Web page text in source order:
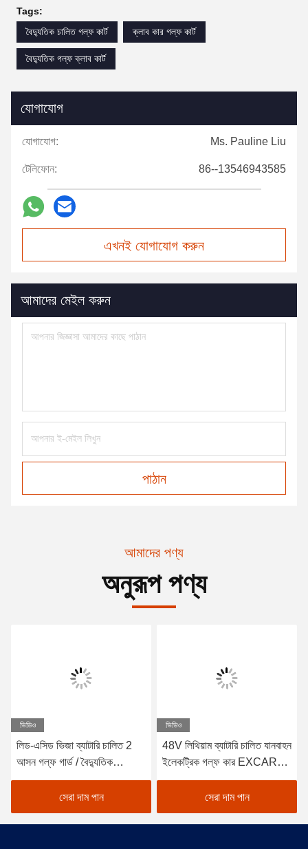
Tags:
বৈদ্যুতিক চালিত গল্ফ কার্ট
ক্লাব কার গল্ফ কার্ট
বৈদ্যুতিক গল্ফ ক্লাব কার্ট
যোগাযোগ
যোগাযোগ: Ms. Pauline Liu
টেলিফোন: 86--13546943585
এখনই যোগাযোগ করুন
আমাদের মেইল করুন
পাঠান
আমাদের পণ্য
অনুরূপ পণ্য
ভিডিও
লিড-এসিড ভিজা ব্যাটারি চালিত 2
আসন গল্ফ গার্ড / বৈদ্যুতিক
Buggy গাড়ী গল্ফ
সেরা দাম পান
ভিডিও
48V লিথিয়াম ব্যাটারি চালিত যানবাহন
ইলেকট্রিক গল্ফ কার EXCAR
A1S6+2 সাদা
সেরা দাম পান